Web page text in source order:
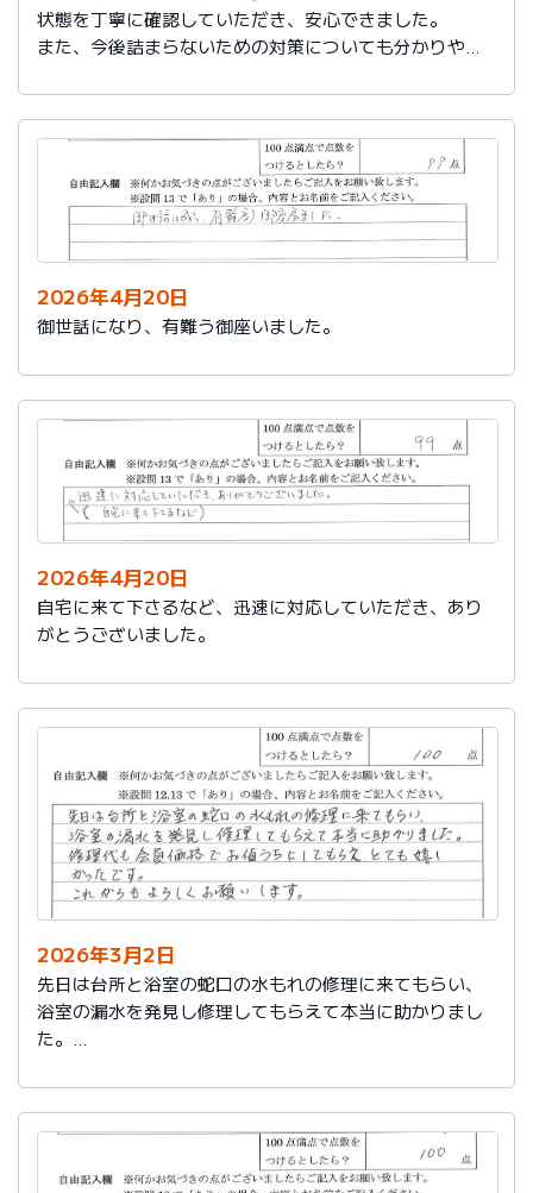
状態を丁寧に確認していただき、安心できました。
また、今後詰まらないための対策についても分かりやす
ありがとうございました。
2026年4月20日
御世話になり、有難う御座いました。
2026年4月20日
自宅に来て下さるなど、迅速に対応していただき、あり
がとうございました。
2026年3月2日
先日は台所と浴室の蛇口の水もれの修理に来てもらい、
浴室の漏水を発見し修理してもらえて本当に助かりまし
た。
かったです。
これからもよろしくお願いします。